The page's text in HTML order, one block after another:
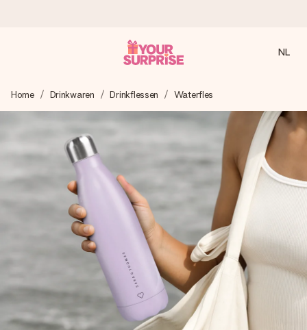
We maken jouw cadeau met zorg en zorgen dat het
razendsnel onderweg is - zodat jij kunt geven op precies
het juiste moment, wanneer het het meeste betekent.
4,8 (gebaseerd op +8.000 reviews)
Onze cadeaus worden gewaardeerd. Klanten beoordelen
ons met een 4,7 op Google Reviews
Gratis wenskaartje
Je maakt in een paar stappen iets unieks – met haar naam,
jullie foto of een boodschap die raakt. Zonder gedoe, maar
met alle aandacht voor het moment.
NL
Home Drinkwaren Drinkflessen Waterfles